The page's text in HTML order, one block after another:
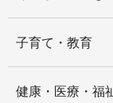
子育て・教育
健康・医療・福